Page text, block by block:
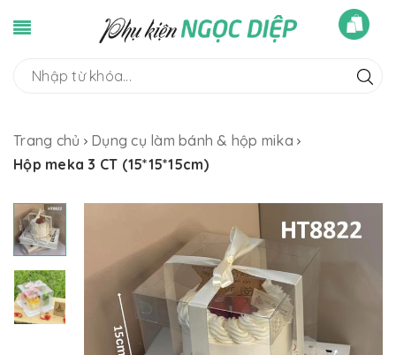
Trang chủ
Dụng cụ làm bánh & hộp mika
Hộp meka 3 CT (15*15*15cm)